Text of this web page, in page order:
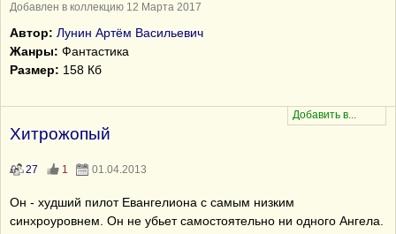
Добавлен в коллекцию 12 Марта 2017
Автор: Лунин Артём Васильевич
Жанры: Фантастика
Размер: 158 Кб
Хитрожопый
27 1 01.04.2013
Он - худший пилот Евангелиона с самым низким
синхроуровнем. Он не убьет самостоятельно ни одного Ангела.